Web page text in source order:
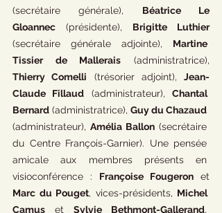
(secrétaire générale), Béatrice Le
Gloannec (présidente), Brigitte Luthier
(secrétaire générale adjointe), Martine
Tissier de Mallerais (administratrice),
Thierry Comelli (trésorier adjoint), Jean-
Claude Fillaud (administrateur), Chantal
Bernard (administratrice), Guy du Chazaud
(administrateur), Amélia Ballon (secrétaire
du Centre François-Garnier). Une pensée
amicale aux membres présents en
visioconférence : Françoise Fougeron et
Marc du Pouget, vices-présidents, Michel
Camus et Sylvie Bethmont-Gallerand,